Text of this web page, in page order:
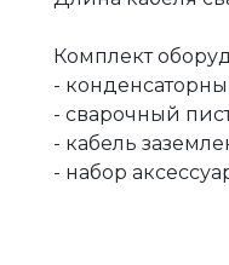
Комплект
-
- сварочный
- кабель
- набор